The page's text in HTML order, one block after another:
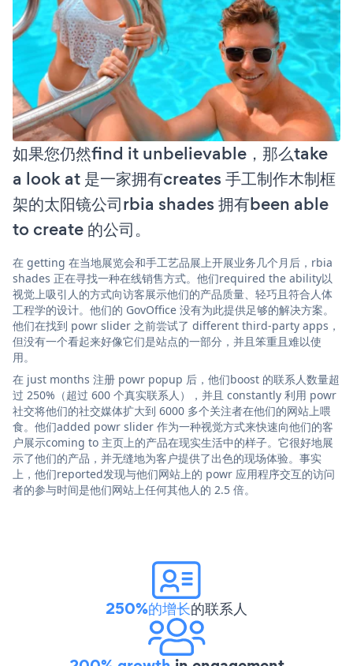
如果您仍然find it unbelievable，那么take
a look at 是一家拥有creates 手工制作木制框
架的太阳镜公司rbia shades 拥有been able
to create 的公司。
在 getting 在当地展览会和手工艺品展上开展业务几个月后，rbia
shades 正在寻找一种在线销售方式。他们required the ability以
视觉上吸引人的方式向访客展示他们的产品质量、轻巧且符合人体
工程学的设计。他们的 GovOffice 没有为此提供足够的解决方案。
他们在找到 powr slider 之前尝试了 different third-party apps，
但没有一个看起来好像它们是站点的一部分，并且笨重且难以使
用。
在 just months 注册 powr popup 后，他们boost 的联系人数量超
过 250%（超过 600 个真实联系人），并且 constantly 利用 powr
社交将他们的社交媒体扩大到 6000 多个关注者在他们的网站上喂
食。他们added powr slider 作为一种视觉方式来快速向他们的客
户展示coming to 主页上的产品在现实生活中的样子。它很好地展
示了他们的产品，并无缝地为客户提供了出色的现场体验。事实
上，他们reported发现与他们网站上的 powr 应用程序交互的访问
者的参与时间是他们网站上任何其他人的 2.5 倍。
250%的增长的联系人